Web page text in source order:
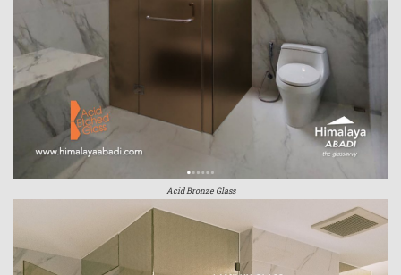
Acid Bronze Glass